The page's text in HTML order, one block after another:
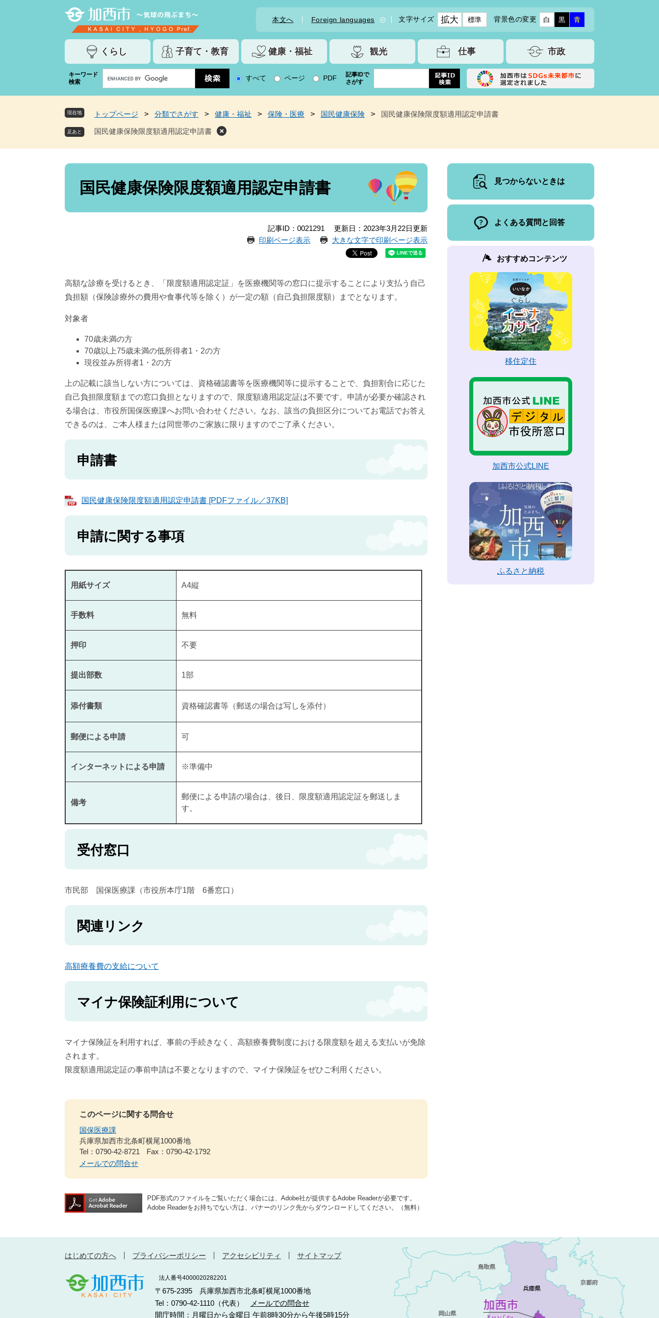
本文へ Foreign languages 文字サイズ 拡大 標準 背景色の変更 白 黒 青
くらし 子育て・教育 健康・福祉 観光 仕事 市政
キーワード
検索
o
l
カ
索
すべて ページ PDF
記事IDで
さがす
現在地 トップページ > 分類でさがす > 健康・福祉 > 保険・医療 > 国民健康保険 > 国民健康保険限度額適用認定申請書
国民健康保険限度額適用認定申請書
本
国民健康保険限度額適用認定申請書
記事ID：0021291
更新日：2023年3月22日更新
印刷ページ表示
大きな文字で印刷ページ表示
高額な診療を受けるとき、「限度額適用認定証」を医療機関等の窓口に提示することにより支払う自己
負担額（保険診療外の費用や食事代等を除く）が一定の額（自己負担限度額）までとなります。
対象者
70歳未満の方
70歳以上75歳未満の低所得者1・2の方
現役並み所得者1・2の方
上の記載に該当しない方については、資格確認書等を医療機関等に提示することで、負担割合に応じた
自己負担限度額までの窓口負担となりますので、限度額適用認定証は不要です。申請が必要か確認され
る場合は、市役所国保医療課へお問い合わせください。なお、該当の負担区分についてお電話でお答え
できるのは、ご本人様または同世帯のご家族に限りますのでご了承ください。
申請書
国民健康保険限度額適用認定申請書 [PDFファイル／37KB]
申請に関する事項
用紙サイズ A4縦
手数料 無料
押印 不要
提出部数 1部
添付書類 資格確認書等（郵送の場合は写しを添付）
郵便による申請 可
インターネットによる申請 ※準備中
備考
郵便による申請の場合は、後日、限度額適用認定証を郵送しま
す。
受付窓口
市民部 国保医療課（市役所本庁1階 6番窓口）
関連リンク
高額療養費の支給について
マイナ保険証利用について
マイナ保険証を利用すれば、事前の手続きなく、高額療養費制度における限度額を超える支払いが免除
されます。
限度額適用認定証の事前申請は不要となりますので、マイナ保険証をぜひご利用ください。
このページに関する問合せ
国保医療課
兵庫県加西市北条町横尾1000番地
Tel：0790-42-8721
Fax：0790-42-1792
メールでの問合せ
PDF形式のファイルをご覧いただく場合には、Adobe社が提供するAdobe Readerが必要です。
Adobe Readerをお持ちでない方は、バナーのリンク先からダウンロードしてください。（無料）
見つからないときは
よくある質問と回答
おすすめコンテンツ
移住定住
加西市公式LINE
ふるさと納税
はじめての方へ プライバシーポリシー アクセシビリティ サイトマップ
法人番号4000020282201
〒675-2395 兵庫県加西市北条町横尾1000番地
Tel：0790-42-1110（代表）
メールでの問合せ
開庁時間：月曜日から金曜日 午前8時30分から午後5時15分